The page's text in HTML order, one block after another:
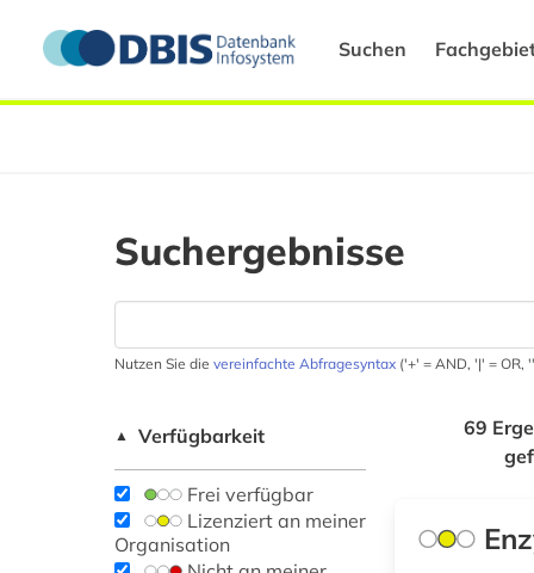
Suchen
Suchergebnisse
Nutzen Sie die vereinfachte Abfragesyntax ('+' = AND, '|' = OR,
▲ Verfügbarkeit
Frei verfügbar
Lizenziert an meiner
Organisation
69